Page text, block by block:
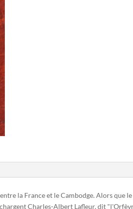
la France et le Cambodge. Alors que
Charles-Albert Lafleur, dit